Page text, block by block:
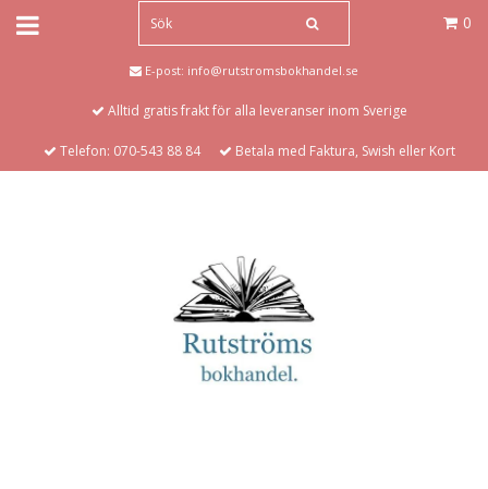
0
E-post: info@rutstromsbokhandel.se
Alltid gratis frakt för alla leveranser inom Sverige
Telefon: 070-543 88 84 Betala med Faktura, Swish eller Kort